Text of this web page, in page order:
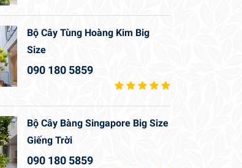
Bộ Cây Tùng Hoàng Kim Big
Size
090 180 5859
Bộ Cây Bàng Singapore Big Size
Giếng Trời
090 180 5859